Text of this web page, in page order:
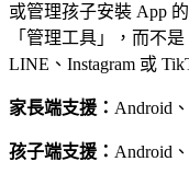
或管理孩子安裝 App
「管理工具」，而不
LINE、Instagram 或
家長端支援： Android
孩子端支援： Android